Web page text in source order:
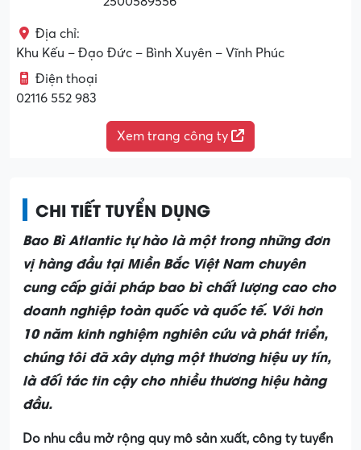
Địa chỉ:
Khu Kếu – Đạo Đức – Bình Xuyên – Vĩnh Phúc
Điện thoại
02116 552 983
Xem trang công ty
CHI TIẾT TUYỂN DỤNG
Bao Bì Atlantic tự hào là một trong những đơn
vị hàng đầu tại Miền Bắc Việt Nam chuyên
cung cấp giải pháp bao bì chất lượng cao cho
doanh nghiệp toàn quốc và quốc tế. Với hơn
10 năm kinh nghiệm nghiên cứu và phát triển,
chúng tôi đã xây dựng một thương hiệu uy tín,
là đối tác tin cậy cho nhiều thương hiệu hàng
đầu.
Do nhu cầu mở rộng quy mô sản xuất, công ty tuyển